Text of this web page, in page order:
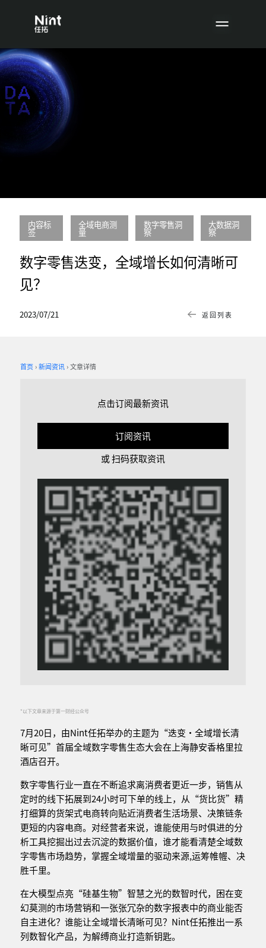
返回列表
2023/07/21
数字零售迭变，全域增长如何清晰可
见？
内容标
签
全域电商测
量
数字零售洞
察
大数据洞
察
首页 新闻资讯 文章详情
点击订阅最新资讯
订阅资讯
或 扫码获取资讯
*以下文章来源于第一财经公众号
7月20日，由Nint任拓举办的主题为“迭变·全域增长清
晰可见”首届全域数字零售生态大会在上海静安香格里拉
酒店召开。
数字零售行业一直在不断追求离消费者更近一步，销售从
定时的线下拓展到24小时可下单的线上，从“货比货”精
打细算的货架式电商转向贴近消费者生活场景、决策链条
更短的内容电商。对经营者来说，谁能使用与时俱进的分
析工具挖掘出过去沉淀的数据价值，谁才能看清楚全域数
字零售市场趋势，掌握全域增量的驱动来源,运筹帷幄、决
胜千里。
在大模型点亮“硅基生物”智慧之光的数智时代，困在变
幻莫测的市场营销和一张张冗杂的数字报表中的商业能否
自主进化？谁能让全域增长清晰可见？Nint任拓推出一系
列数智化产品，为解缚商业打造新钥匙。